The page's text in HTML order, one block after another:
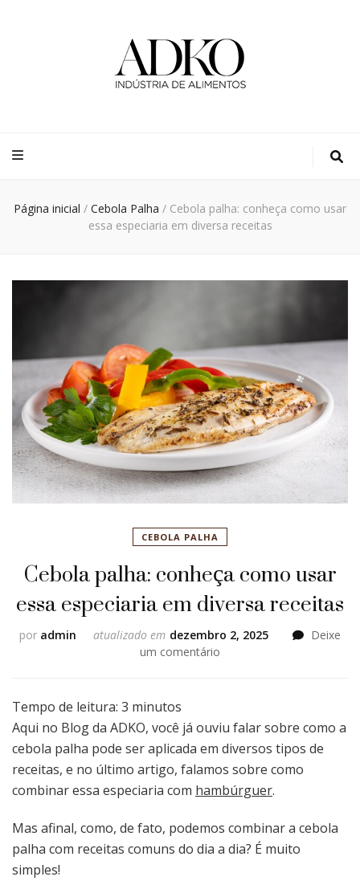
Página inicial / Cebola Palha / Cebola palha: conheça como usar
essa especiaria em diversa receitas
CEBOLA PALHA
Cebola palha: conheça como usar
essa especiaria em diversa receitas
por admin atualizado em dezembro 2, 2025
Deixe
um comentário
usar
essa
especiaria
em
diversa
receitas
Tempo de leitura: 3 minutos
Aqui no Blog da ADKO, você já ouviu falar sobre como a
cebola palha pode ser aplicada em diversos tipos de
receitas, e no último artigo, falamos sobre como
combinar essa especiaria com hambúrguer.
Mas afinal, como, de fato, podemos combinar a cebola
palha com receitas comuns do dia a dia? É muito
simples!